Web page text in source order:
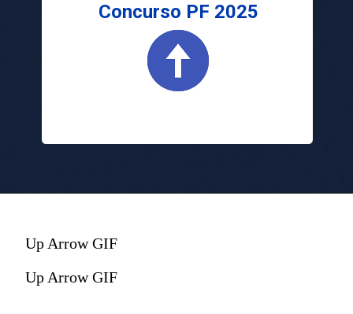
Concurso PF 2025
Up Arrow GIF
Up Arrow GIF